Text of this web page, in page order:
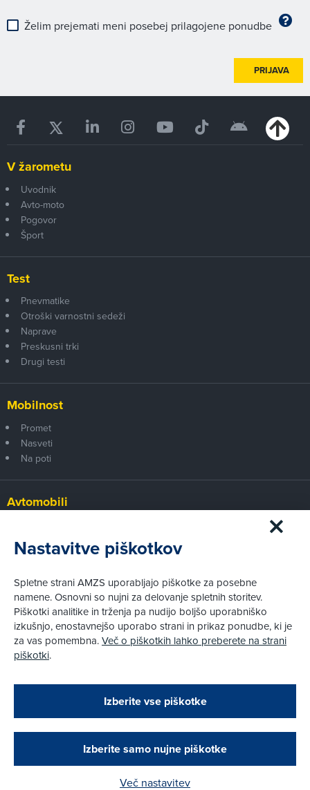
Zapri
Podarjamo vam 10 €!
Obstoječi in novi AMZS člani, ki boste v AMZS
opravili registracijo vozila, boste prejeli
vrednostno darilno kartico z dobroimetjem v višini
Kako do darila?
Želim prejemati meni posebej prilagojene ponudbe
PRIJAVA
V žarometu
Uvodnik
Avto-moto
Pogovor
Šport
Test
Pnevmatike
Otroški varnostni sedeži
Naprave
Preskusni trki
Drugi testi
Mobilnost
Promet
Nasveti
Na poti
Avtomobili
Prvi pogled
Za volanom
Tehnika
Pravni vidiki
Piškotki
Pravno obvestilo
Pri spletni včlanitvi so podprta naslednja plačilna sredstva:
Nastavitve piškotkov
Spletne strani AMZS uporabljajo piškotke za posebne
namene. Osnovni so nujni za delovanje spletnih storitev.
Piškotki analitike in trženja pa nudijo boljšo uporabniško
izkušnjo, enostavnejšo uporabo strani in prikaz ponudbe, ki je
za vas pomembna.Več o piškotkih lahko preberete na strani
piškotki.
Izberite vse piškotke
Izberite samo nujne piškotke
Več nastavitev